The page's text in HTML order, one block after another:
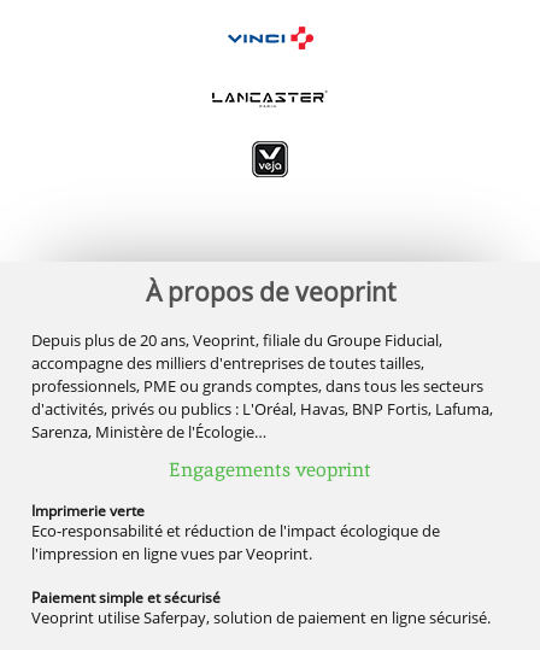
À propos de veoprint
Depuis plus de 20 ans, Veoprint, filiale du Groupe Fiducial,
accompagne des milliers d'entreprises de toutes tailles,
professionnels, PME ou grands comptes, dans tous les secteurs
d'activités, privés ou publics : L'Oréal, Havas, BNP Fortis, Lafuma,
Sarenza, Ministère de l'Écologie…
Engagements veoprint
Imprimerieverte
Eco-responsabilité et réduction de l'impact écologique de
l'impression en ligne vues par Veoprint.
Paiement simpleet sécurisé
Veoprint utilise Saferpay, solution de paiement en ligne sécurisé.